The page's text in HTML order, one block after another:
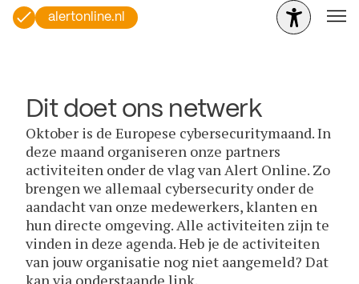
alertonline.nl
Dit doet ons netwerk
Oktober is de Europese cybersecuritymaand. In
deze maand organiseren onze partners
activiteiten onder de vlag van Alert Online. Zo
brengen we allemaal cybersecurity onder de
aandacht van onze medewerkers, klanten en
hun directe omgeving. Alle activiteiten zijn te
vinden in deze agenda. Heb je de activiteiten
van jouw organisatie nog niet aangemeld? Dat
kan via onderstaande link.